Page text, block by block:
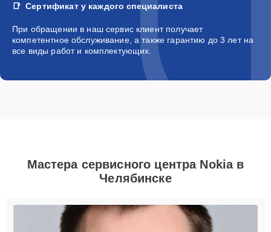
Сертификат у каждого специалиста
При обращении в наш сервис клиент получает
компетентное обслуживание, а также гарантию до 3 лет на
все виды работ и комплектующих.
Мастера сервисного центра Nokia в
Челябинске